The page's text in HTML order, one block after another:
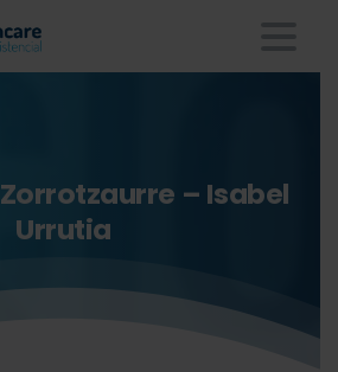
Zorrotzaurre – Isabel
Urrutia